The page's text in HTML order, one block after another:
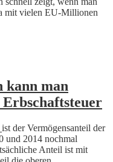
mit vielen EU-Millionen
kann man
ist der Vermögensanteil der
und 2014 nochmal
Anteil ist mit